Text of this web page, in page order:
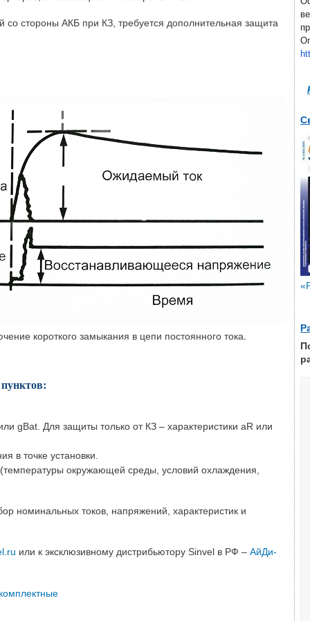
стороны АКБ при КЗ, требуется дополнительная защита
короткого замыкания в цепи постоянного тока.
gBat. Для защиты только от КЗ – характеристики aR или
в точке установки.
окружающей среды, условий охлаждения,
номинальных токов, напряжений, характеристик и
или к эксклюзивному дистрибьютору Sinvel в РФ – АйДи-